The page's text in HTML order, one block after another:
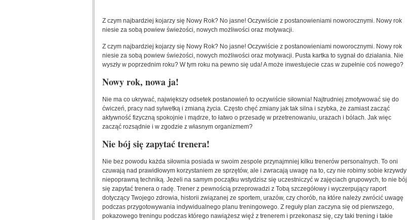
Z czym najbardziej kojarzy się Nowy Rok? No jasne! Oczywiście z postanowieniami noworocznymi. Nowy rok
niesie za sobą powiew świeżości, nowych możliwości oraz motywacji.
Z czym najbardziej kojarzy się Nowy Rok? No jasne! Oczywiście z postanowieniami noworocznymi. Nowy rok
niesie za sobą powiew świeżości, nowych możliwości oraz motywacji. Pusta kartka to sygnał do działania. Nie
wyszły w poprzednim roku? W tym roku na pewno się uda! A może inwestujecie czas w zupełnie coś nowego?
Nowy rok, nowa ja!
Nie ma co ukrywać, największy odsetek postanowień to oczywiście siłownia! Najtrudniej zmotywować się do
ćwiczeń, pracy nad sylwetką i zmianą życia. Często chęć zmiany jak tak silna i szybka, że zamiast zacząć
aktywność fizyczną spokojnie i mądrze, to łatwo o przesadę w przetrenowaniu, urazach i bólach. Jak więc
zacząć rozsądnie i w zgodzie z własnym organizmem?
Nie bój się zapytać trenera!
Nie bez powodu każda siłownia posiada w swoim zespole przynajmniej kilku trenerów personalnych. To oni
czuwają nad prawidłowym korzystaniem ze sprzętów, ale i zwracają uwagę na to, czy nie robimy sobie krzywdy
niepoprawną techniką. Jeżeli na samym początku wstydzisz się uczestniczyć w zajęciach grupowych, to nie bój
się zapytać trenera o radę. Trener z pewnością przeprowadzi z Tobą szczegółowy i wyczerpujący raport
dotyczący Twojego zdrowia, historii związanej ze sportem, urazów, czy chorób, na które należy zwrócić uwagę
podczas przygotowywania indywidualnego planu treningowego. Z reguły plan zaczyna się od pierwszego,
pokazowego treningu podczas którego nawiążesz więź z trenerem i przekonasz się, czy taki trening i takie